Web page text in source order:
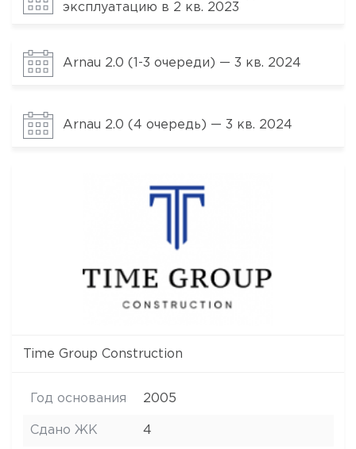
эксплуатацию в 2 кв. 2023
Arnau 2.0 (1-3 очереди) — 3 кв. 2024
Arnau 2.0 (4 очередь) — 3 кв. 2024
Time Group Construction
Год основания 2005
Сдано ЖК 4